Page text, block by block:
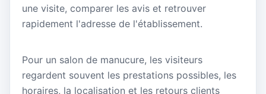
une visite, comparer les avis et retrouver
rapidement l'adresse de l'établissement.
Pour un salon de manucure, les visiteurs
regardent souvent les prestations possibles, les
horaires, la localisation et les retours clients